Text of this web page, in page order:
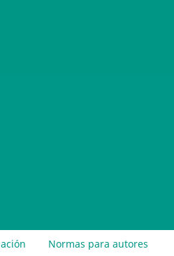
Normas para autores